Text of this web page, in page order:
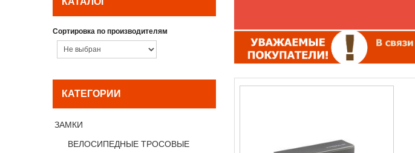
Сортировка по производителям
КАТЕГОРИИ
ЗАМКИ
ВЕЛОСИПЕДНЫЕ ТРОСОВЫЕ